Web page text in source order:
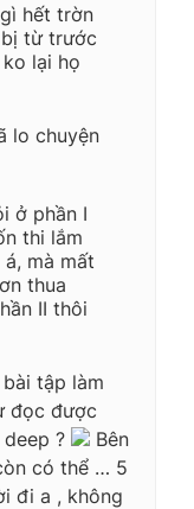
hết trờn
từ trước
lại họ
lo chuyện
ở phần I
thi lắm
mà mất
thua
II thôi
bài tập làm
đọc được
?
Bên
có thể … 5
đi a , không